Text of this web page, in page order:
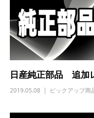
日産純正部品 追加
2019.05.08 ピックアップ商